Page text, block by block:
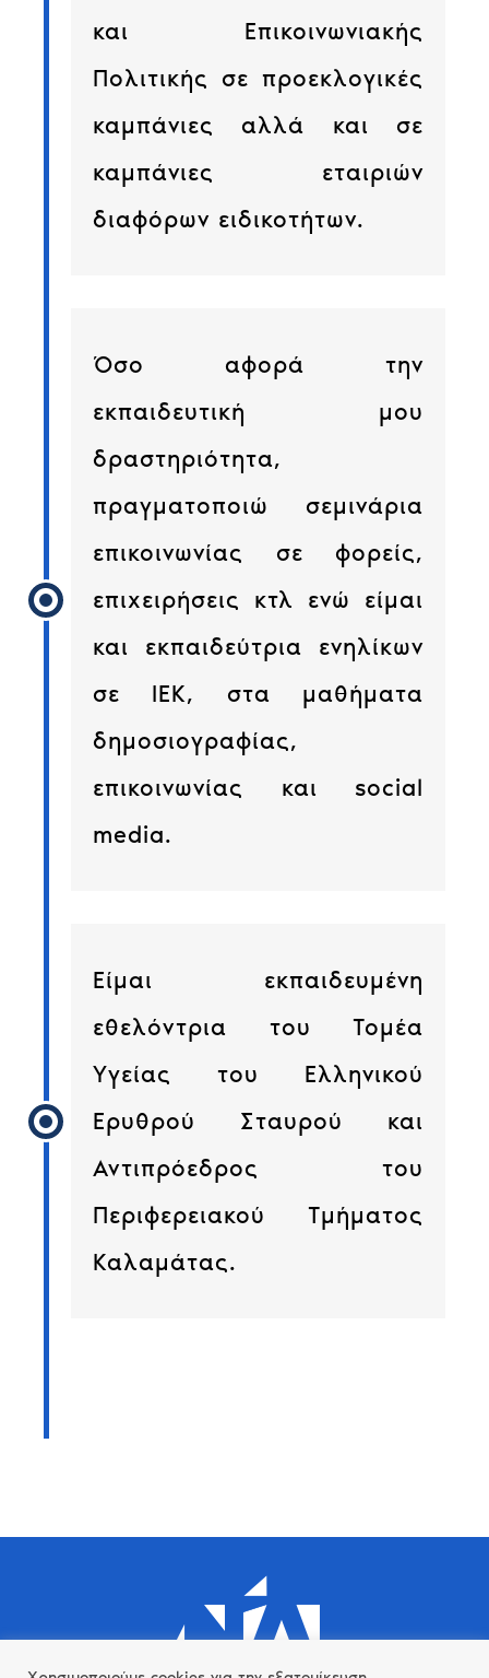
και Επικοινωνιακής
Πολιτικής σε προεκλογικές
καμπάνιες αλλά και σε
καμπάνιες εταιριών
διαφόρων ειδικοτήτων.
Όσο αφορά την
εκπαιδευτική μου
δραστηριότητα,
πραγματοποιώ σεμινάρια
επικοινωνίας σε φορείς,
επιχειρήσεις κτλ ενώ είμαι
και εκπαιδεύτρια ενηλίκων
σε ΙΕΚ, στα μαθήματα
δημοσιογραφίας,
επικοινωνίας και social
media.
Είμαι εκπαιδευμένη
εθελόντρια του Τομέα
Υγείας του Ελληνικού
Ερυθρού Σταυρού και
Αντιπρόεδρος του
Περιφερειακού Τμήματος
Καλαμάτας.